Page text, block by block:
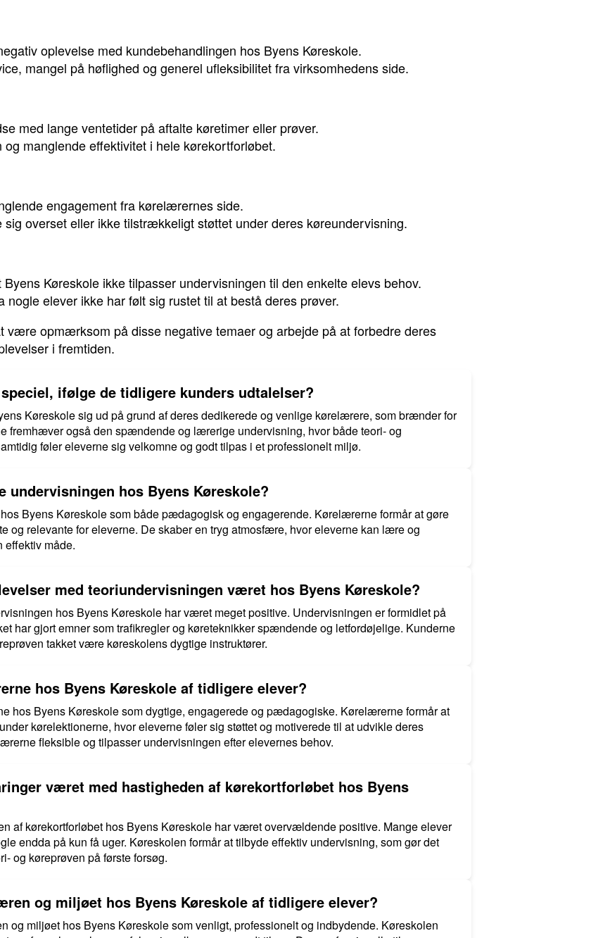
oplevelse med kundebehandlingen hos Byens Køreskole.
mangel på høflighed og generel ufleksibilitet fra virksomhedens side.
med lange ventetider på aftalte køretimer eller prøver.
manglende effektivitet i hele kørekortforløbet.
engagement fra kørelærernes side.
sig overset eller ikke tilstrækkeligt støttet under deres køreundervisning.
Køreskole ikke tilpasser undervisningen til den enkelte elevs behov.
nogle elever ikke har følt sig rustet til at bestå deres prøver.
være opmærksom på disse negative temaer og arbejde på at forbedre deres
i fremtiden.
ifølge de tidligere kunders udtalelser?
Køreskole sig ud på grund af deres dedikerede og venlige kørelærere, som brænder for
fremhæver også den spændende og lærerige undervisning, hvor både teori- og
føler eleverne sig velkomne og godt tilpas i et professionelt miljø.
undervisningen hos Byens Køreskole?
Byens Køreskole som både pædagogisk og engagerende. Kørelærerne formår at gøre
og relevante for eleverne. De skaber en tryg atmosfære, hvor eleverne kan lære og
måde.
med teoriundervisningen været hos Byens Køreskole?
hos Byens Køreskole har været meget positive. Undervisningen er formidlet på
har gjort emner som trafikregler og køreteknikker spændende og letfordøjelige. Kunderne
takket være køreskolens dygtige instruktører.
hos Byens Køreskole af tidligere elever?
hos Byens Køreskole som dygtige, engagerede og pædagogiske. Kørelærerne formår at
kørelektionerne, hvor eleverne føler sig støttet og motiverede til at udvikle deres
fleksible og tilpasser undervisningen efter elevernes behov.
været med hastigheden af kørekortforløbet hos Byens
af kørekortforløbet hos Byens Køreskole har været overvældende positive. Mange elever
endda på kun få uger. Køreskolen formår at tilbyde effektiv undervisning, som gør det
og køreprøven på første forsøg.
og miljøet hos Byens Køreskole af tidligere elever?
og miljøet hos Byens Køreskole som venligt, professionelt og indbydende. Køreskolen